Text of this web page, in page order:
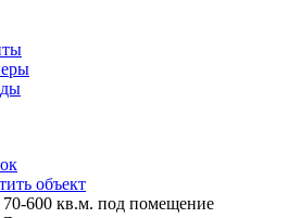
объект
600 кв.м. под помещение